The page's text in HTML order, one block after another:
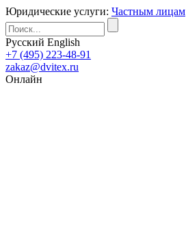
Юридические услуги: Частным лицам
Русский English
+7 (495) 223-48-91
zakaz@dvitex.ru
Онлайн